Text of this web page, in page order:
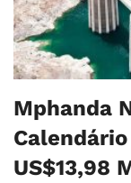
Mphanda
US$13,98